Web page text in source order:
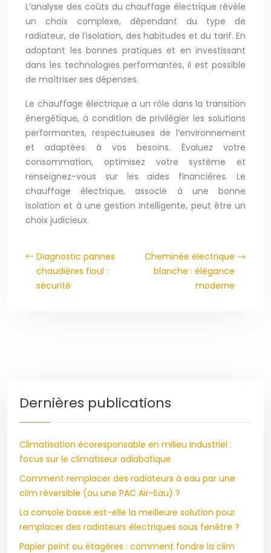
L’analyse des coûts du chauffage électrique révèle
un choix complexe, dépendant du type de
radiateur, de l’isolation, des habitudes et du tarif. En
adoptant les bonnes pratiques et en investissant
dans les technologies performantes, il est possible
de maîtriser ses dépenses.
Le chauffage électrique a un rôle dans la transition
énergétique, à condition de privilégier les solutions
performantes, respectueuses de l’environnement
et adaptées à vos besoins. Évaluez votre
consommation, optimisez votre système et
renseignez-vous sur les aides financières. Le
chauffage électrique, associé à une bonne
isolation et à une gestion intelligente, peut être un
choix judicieux.
Diagnostic pannes
chaudières fioul :
sécurité
Cheminée électrique
blanche : élégance
moderne
Dernières publications
Climatisation écoresponsable en milieu industriel :
focus sur le climatiseur adiabatique
Comment remplacer des radiateurs à eau par une
clim réversible (ou une PAC Air-Eau) ?
La console basse est-elle la meilleure solution pour
remplacer des radiateurs électriques sous fenêtre ?
Papier peint ou étagères : comment fondre la clim